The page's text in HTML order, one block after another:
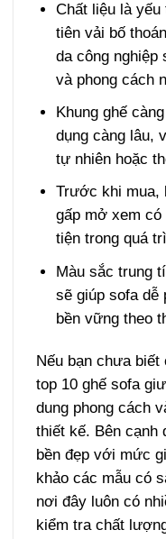
Chất liệu là yếu
tiên vải bố
da công nghiệp
và phong cách
Khung ghế
dụng càng lâu,
tự nhiên hoặc
Trước khi mua,
gấp mở xem
tiện trong quá
Màu sắc trung
sẽ giúp sofa dễ
bền vững theo
Nếu bạn chưa biết
top 10 ghế sofa
dung phong cách
thiết kế. Bên cạnh
bền đẹp với mức
khảo các mẫu có
nơi đây luôn có
kiểm tra chất